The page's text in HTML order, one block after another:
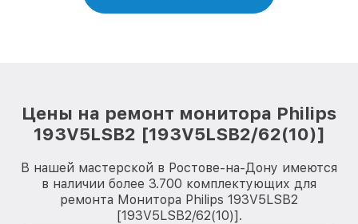
Цены на ремонт монитора Philips
193V5LSB2 [193V5LSB2/62(10)]
В нашей мастерской в Ростове-на-Дону имеются
в наличии более 3.700 комплектующих для
ремонта Монитора Philips 193V5LSB2
[193V5LSB2/62(10)].